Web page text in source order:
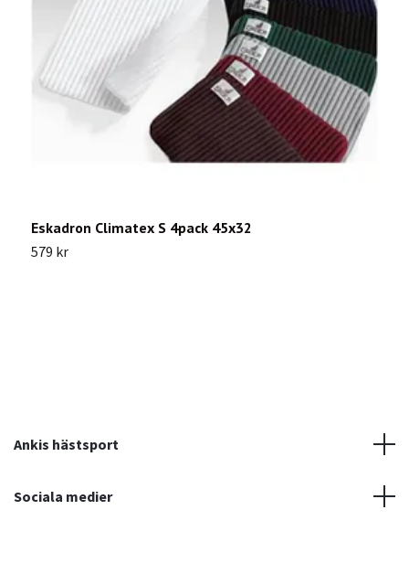
Eskadron Climatex S 4pack 45x32
579 kr
Ankis hästsport
Sociala medier